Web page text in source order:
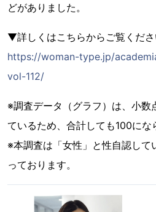
どがありました。
▼詳しくはこちらからご覧くださ
https://woman-type.jp/
vol-112/
※調査データ（グラフ）は、小数
ているため、合計しても100にな
※本調査は「女性」と性自認して
っております。